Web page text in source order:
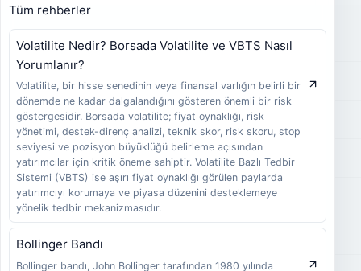
Tüm rehberler
Volatilite Nedir? Borsada Volatilite ve VBTS Nasıl
Yorumlanır?
Volatilite, bir hisse senedinin veya finansal varlığın belirli bir
dönemde ne kadar dalgalandığını gösteren önemli bir risk
göstergesidir. Borsada volatilite; fiyat oynaklığı, risk
yönetimi, destek-direnç analizi, teknik skor, risk skoru, stop
seviyesi ve pozisyon büyüklüğü belirleme açısından
yatırımcılar için kritik öneme sahiptir. Volatilite Bazlı Tedbir
Sistemi (VBTS) ise aşırı fiyat oynaklığı görülen paylarda
yatırımcıyı korumaya ve piyasa düzenini desteklemeye
yönelik tedbir mekanizmasıdır.
Bollinger Bandı
Bollinger bandı, John Bollinger tarafından 1980 yılında